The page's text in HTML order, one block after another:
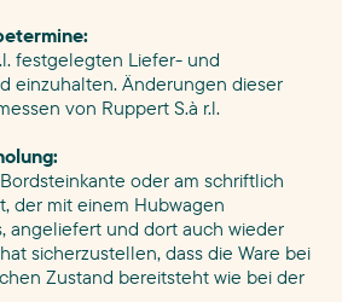
festgelegten Liefer- und
einzuhalten. Änderungen dieser
von Ruppert S.à r.l.
oder am schriftlich
der mit einem Hubwagen
angeliefert und dort auch wieder
sicherzustellen, dass die Ware bei
Zustand bereitsteht wie bei der